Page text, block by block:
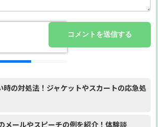
時の対処法！ジャケットやスカートの応急処
メールやスピーチの例を紹介！体験談